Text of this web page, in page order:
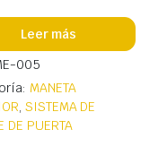
Leer más
005
MANETA
, SISTEMA DE
DE PUERTA